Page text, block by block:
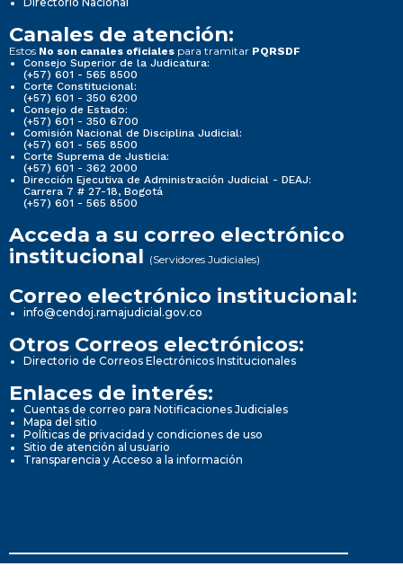
Canales de atención:
Estos No son canales oficiales para tramitar PQRSDF
Consejo Superior de la Judicatura:
(+57) 601 - 565 8500
Corte Constitucional:
(+57) 601 - 350 6200
Consejo de Estado:
(+57) 601 - 350 6700
Comisión Nacional de Disciplina Judicial:
(+57) 601 - 565 8500
Corte Suprema de Justicia:
(+57) 601 - 362 2000
Dirección Ejecutiva de Administración Judicial - DEAJ:
Carrera 7 # 27-18, Bogotá
(+57) 601 - 565 8500
Acceda a su correo electrónico
institucional (Servidores Judiciales)
Correo electrónico institucional:
info@cendoj.ramajudicial.gov.co
Otros Correos electrónicos:
Directorio de Correos Electrónicos Institucionales
Enlaces de interés:
Cuentas de correo para Notificaciones Judiciales
Mapa del sitio
Políticas de privacidad y condiciones de uso
Sitio de atención al usuario
Transparencia y Acceso a la información